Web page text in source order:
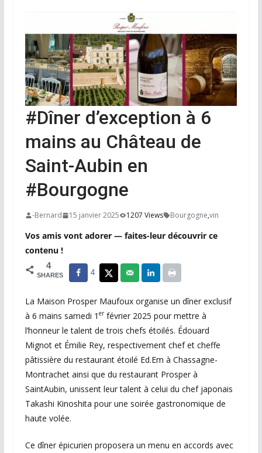
#Dîner d’exception à 6
mains au Château de
Saint-Aubin en
#Bourgogne
-Bernard 15 janvier 2025 1207 Views Bourgogne,vin
Vos amis vont adorer — faites-leur découvrir ce
contenu !
4
SHARES 4
La Maison Prosper Maufoux organise un dîner exclusif
à 6 mains samedi 1 erfévrier 2025 pour mettre à
l’honneur le talent de trois chefs étoilés. Édouard
Mignot et Émilie Rey, respectivement chef et cheffe
pâtissière du restaurant étoilé Ed.Em à Chassagne-
Montrachet ainsi que du restaurant Prosper à
SaintAubin, unissent leur talent à celui du chef japonais
Takashi Kinoshita pour une soirée gastronomique de
haute volée.
Ce dîner épicurien proposera un menu en accords avec